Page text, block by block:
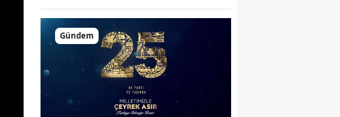
Gündem